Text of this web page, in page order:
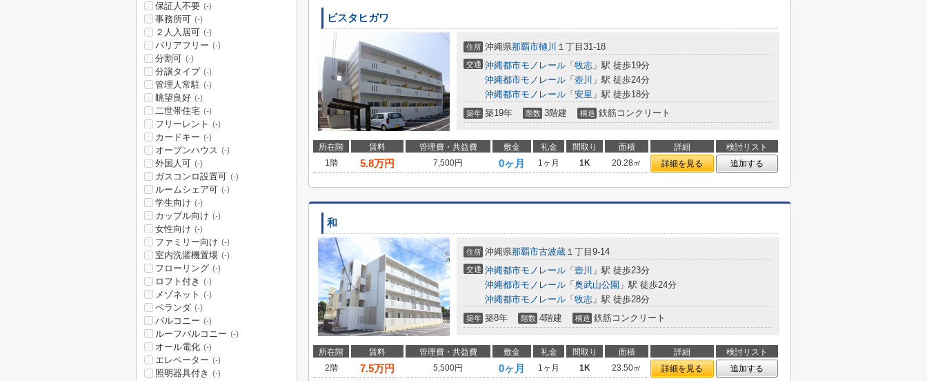
ビスタヒガワ
住所 沖縄県那覇市樋川 １丁目31-18
交通 沖縄都市モノレール 「 牧志 」駅 徒歩19分
沖縄都市モノレール 「 壺川 」駅 徒歩24分
沖縄都市モノレール 「 安里 」駅 徒歩18分
築年 築19年 階数 3階建 構造 鉄筋コンクリート
所在階 賃料 管理費・共益費 敷金 礼金 間取り 面積 詳細
検討リスト
1階
5.8万円 7,500円 0ヶ月 1ヶ月 1K 20.28㎡ 詳細を見る 追加する
和
住所 沖縄県那覇市古波蔵 １丁目9-14
交通 沖縄都市モノレール 「 壺川 」駅 徒歩23分
沖縄都市モノレール 「 奥武山公園 」駅 徒歩24分
沖縄都市モノレール 「 牧志 」駅 徒歩28分
築年 築8年 階数 4階建 構造 鉄筋コンクリート
所在階 賃料 管理費・共益費 敷金 礼金 間取り 面積 詳細
検討リスト
2階
7.5万円 5,500円 0ヶ月 1ヶ月 1K 23.50㎡ 詳細を見る 追加する
保証人不要 (-)
事務所可 (-)
２人入居可 (-)
バリアフリー (-)
分割可 (-)
分譲タイプ (-)
管理人常駐 (-)
眺望良好 (-)
二世帯住宅 (-)
フリーレント (-)
カードキー (-)
オープンハウス (-)
外国人可 (-)
ガスコンロ設置可 (-)
ルームシェア可 (-)
学生向け (-)
カップル向け (-)
女性向け (-)
ファミリー向け (-)
室内洗濯機置場 (-)
フローリング (-)
ロフト付き (-)
メゾネット (-)
ベランダ (-)
バルコニー (-)
ルーフバルコニー (-)
オール電化 (-)
エレベーター (-)
照明器具付き (-)